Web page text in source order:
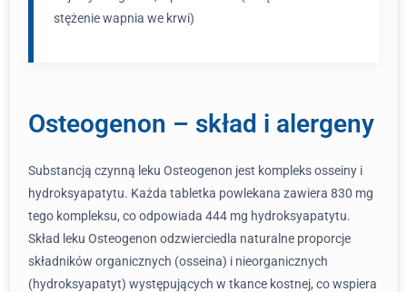
stężenie wapnia we krwi)
Osteogenon – skład i alergeny
Substancją czynną leku Osteogenon jest kompleks osseiny i
hydroksyapatytu. Każda tabletka powlekana zawiera 830 mg
tego kompleksu, co odpowiada 444 mg hydroksyapatytu.
Skład leku Osteogenon odzwierciedla naturalne proporcje
składników organicznych (osseina) i nieorganicznych
(hydroksyapatyt) występujących w tkance kostnej, co wspiera